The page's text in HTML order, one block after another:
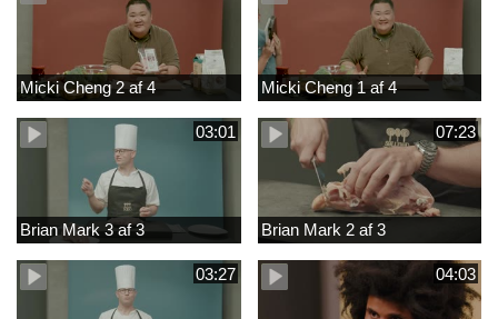
Micki Cheng 2 af 4 Micki Cheng 1 af 4
03:01
Brian Mark 3 af 3
07:23
Brian Mark 2 af 3
03:27 04:03